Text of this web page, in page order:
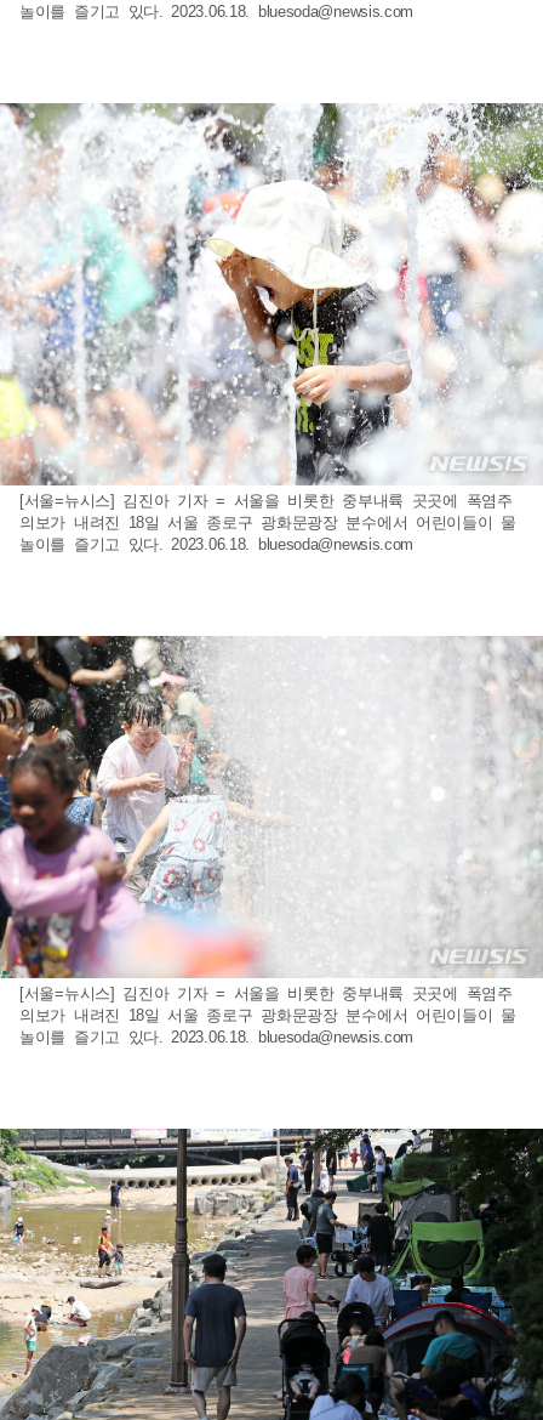
놀이를 즐기고 있다. 2023.06.18. bluesoda@newsis.com
[서울=뉴시스] 김진아 기자 = 서울을 비롯한 중부내륙 곳곳에 폭염주
의보가 내려진 18일 서울 종로구 광화문광장 분수에서 어린이들이 물
놀이를 즐기고 있다. 2023.06.18. bluesoda@newsis.com
[서울=뉴시스] 김진아 기자 = 서울을 비롯한 중부내륙 곳곳에 폭염주
의보가 내려진 18일 서울 종로구 광화문광장 분수에서 어린이들이 물
놀이를 즐기고 있다. 2023.06.18.
bluesoda@newsis.com